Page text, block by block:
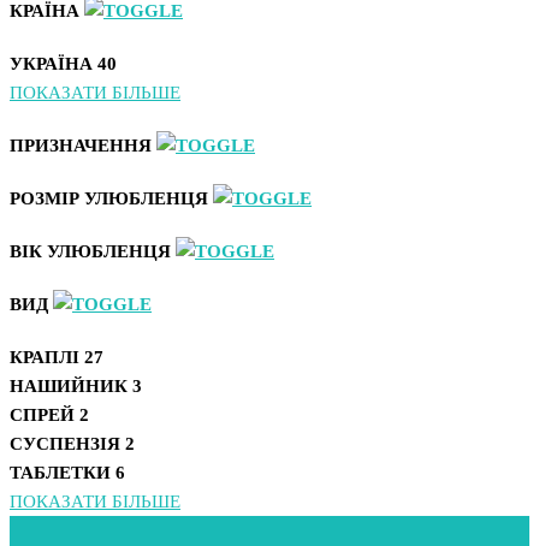
КРАЇНА
УКРАЇНА 40
ПОКАЗАТИ БІЛЬШЕ
ПРИЗНАЧЕННЯ
РОЗМІР УЛЮБЛЕНЦЯ
ВІК УЛЮБЛЕНЦЯ
ВИД
КРАПЛІ 27
НАШИЙНИК 3
СПРЕЙ 2
СУСПЕНЗІЯ 2
ТАБЛЕТКИ 6
ПОКАЗАТИ БІЛЬШЕ